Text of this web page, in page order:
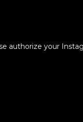
authorize your